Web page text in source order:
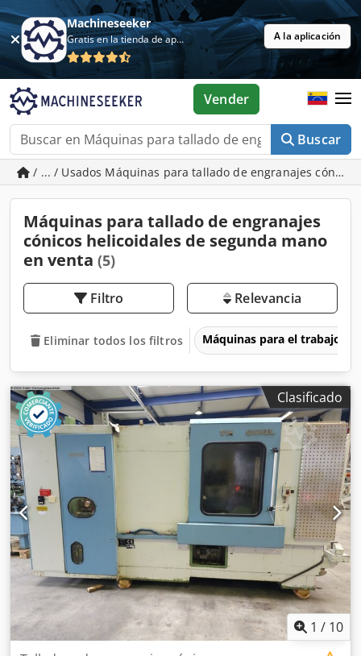
Machineseeker
Gratis en la tienda de aplicaciones A la aplicación
Buscar
Vender
/ ... / Usados Máquinas para tallado de engranajes
Máquinas para tallado de engranajes
cónicos helicoidales de segunda mano
en venta (5)
Filtro Relevancia
Eliminar todos los filtros Máquinas para el trabajo
Clasificado
1 / 10